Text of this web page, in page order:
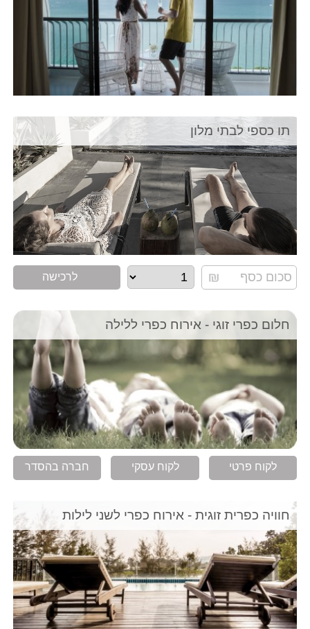
תו כספי לבתי מלון
לרכישה
חלום כפרי זוגי - אירוח כפרי ללילה
לקוח פרטי לקוח עסקי חברה בהסדר
חוויה כפרית זוגית - אירוח כפרי לשני לילות